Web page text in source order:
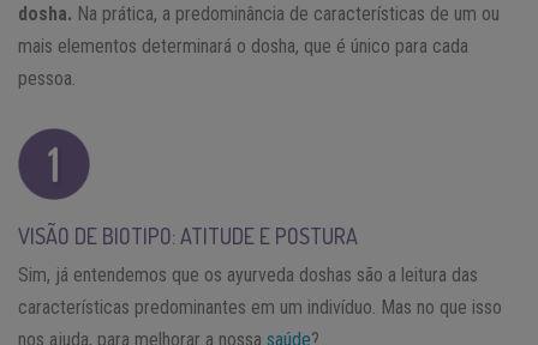
dosha. Na prática, a predominância de características de um ou
mais elementos determinará o dosha, que é único para cada
pessoa.
VISÃO DE BIOTIPO: ATITUDE E POSTURA
Sim, já entendemos que os ayurveda doshas são a leitura das
características predominantes em um indivíduo. Mas no que isso
nos ajuda, para melhorar a nossa saúde?